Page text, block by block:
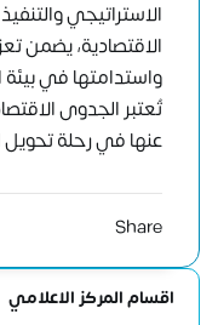
الاستراتيجي
الاقتصادية، يضمن
واستدامتها في بيئة
تُعتبر الجدوى
عنها في رحلة تحويل
Share
اقسام المركز الاعلامي